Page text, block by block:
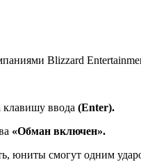
Blizzard
клавишу ввода (Enter).
«Обман включен».
юниты смогут одним